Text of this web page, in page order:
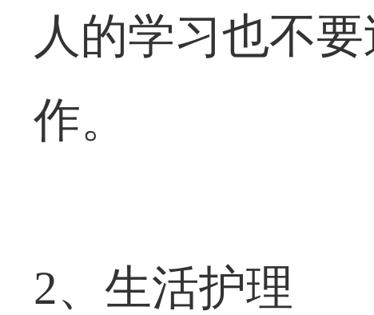
人的学习也不
作。
2、生活护理